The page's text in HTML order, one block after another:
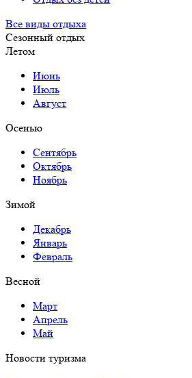
Все виды отдыха
Сезонный отдых
Летом
Июнь
Июль
Август
Осенью
Сентябрь
Октябрь
Ноябрь
Зимой
Декабрь
Январь
Февраль
Весной
Март
Апрель
Май
Новости туризма